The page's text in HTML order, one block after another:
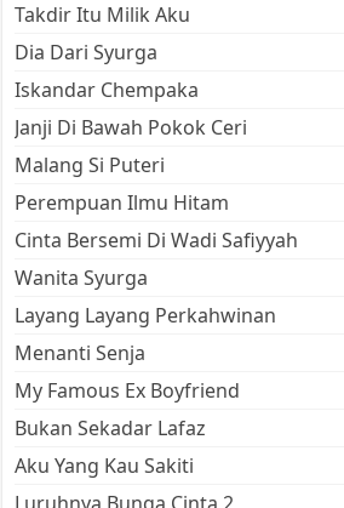
Takdir Itu Milik Aku
Dia Dari Syurga
Iskandar Chempaka
Janji Di Bawah Pokok Ceri
Malang Si Puteri
Perempuan Ilmu Hitam
Cinta Bersemi Di Wadi Safiyyah
Wanita Syurga
Layang Layang Perkahwinan
Menanti Senja
My Famous Ex Boyfriend
Bukan Sekadar Lafaz
Aku Yang Kau Sakiti